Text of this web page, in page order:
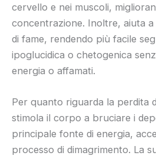
cervello e nei muscoli,
concentrazione. Inoltre, aiuta
di fame, rendendo più facile
ipoglucidica o chetogenica
energia o affamati.
Per quanto riguarda la perdita
stimola il corpo a bruciare i
principale fonte di energia,
processo di dimagrimento. La